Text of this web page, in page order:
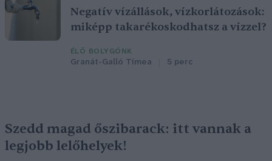
Negatív vízállások, vízkorlátozások:
miképp takarékoskodhatsz a vízzel?
ÉLŐ BOLYGÓNK
Granát-Galló Tímea 5 perc
Szedd magad őszibarack: itt vannak a
legjobb lelőhelyek!